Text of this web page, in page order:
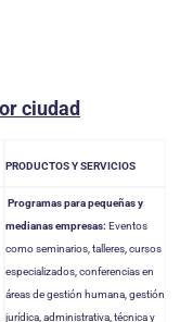
ciudad
PRODUCTOS Y SERVICIOS
Programas para pequeñas y
medianas empresas: Eventos
como seminarios, talleres, cursos
especializados, conferencias en
áreas de gestión humana, gestión
jurídica, administrativa, técnica y